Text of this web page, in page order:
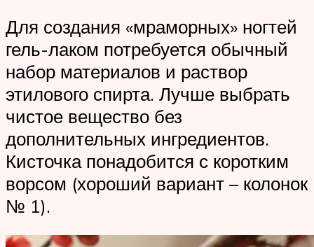
Для создания «мраморных» ногтей
гель-лаком потребуется обычный
набор материалов и раствор
этилового спирта. Лучше выбрать
чистое вещество без
дополнительных ингредиентов.
Кисточка понадобится с коротким
ворсом (хороший вариант – колонок
№ 1).